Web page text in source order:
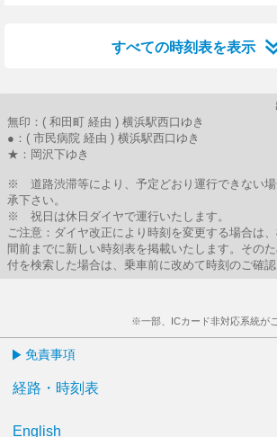
すべての時刻表を表示
無印：( 和田町 経由 ) 横浜駅西口ゆき
●：( 市民病院 経由 ) 横浜駅西口ゆき
★：岡沢下ゆき
※ 道路渋滞等により、予定どおり運行できない場
承下さい。
※ 祝日は休日ダイヤで運行いたします。
ご注意：ダイヤ改正により時刻を変更する場合は
間前までに新しい時刻表を掲載いたします。その
付を検索した場合は、乗車前に改めて時刻のご確認
※一部、ICカード非対応系統が
免責事項
経路・時刻表
English